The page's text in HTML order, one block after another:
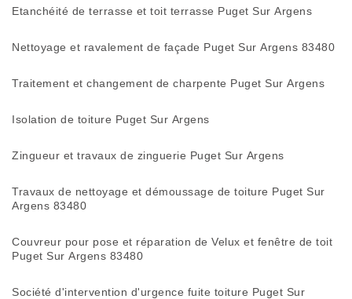
Etanchéité de terrasse et toit terrasse Puget Sur Argens
Nettoyage et ravalement de façade Puget Sur Argens 83480
Traitement et changement de charpente Puget Sur Argens
Isolation de toiture Puget Sur Argens
Zingueur et travaux de zinguerie Puget Sur Argens
Travaux de nettoyage et démoussage de toiture Puget Sur
Argens 83480
Couvreur pour pose et réparation de Velux et fenêtre de toit
Puget Sur Argens 83480
Société d'intervention d'urgence fuite toiture Puget Sur